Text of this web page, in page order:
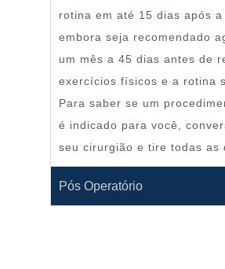
rotina em até 15 dias após a
embora seja recomendado
um mês a 45 dias antes de
exercícios físicos e a rotina
Para saber se um
é indicado para você,
seu cirurgião e tire todas as
Pós Operatório